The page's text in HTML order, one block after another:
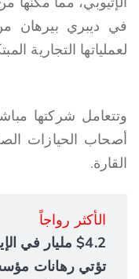
في ديبري بيرهان
لعملياتها التجارية
أصحاب الحيازات
القارة.
الأكثر رواجاً
تؤتي رهانات